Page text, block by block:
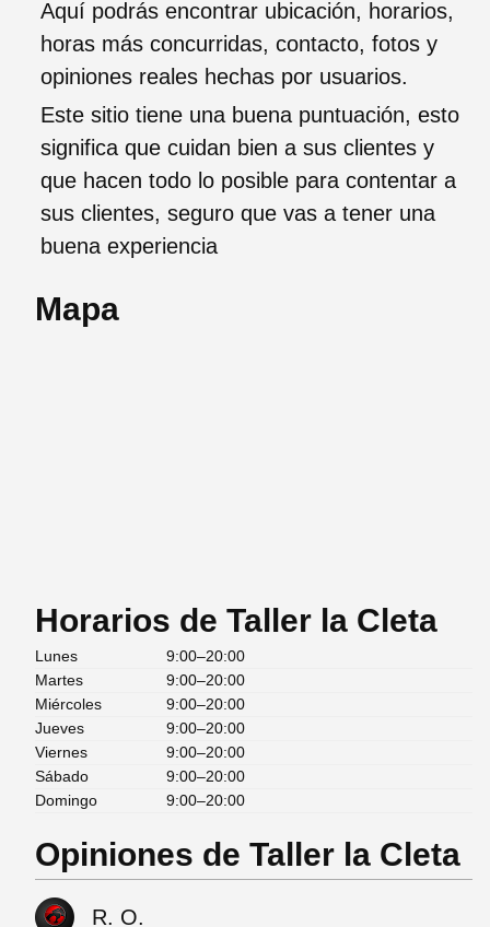
Aquí podrás encontrar ubicación, horarios,
horas más concurridas, contacto, fotos y
opiniones reales hechas por usuarios.
Este sitio tiene una buena puntuación, esto
significa que cuidan bien a sus clientes y
que hacen todo lo posible para contentar a
sus clientes, seguro que vas a tener una
buena experiencia
Mapa
Horarios de Taller la Cleta
Lunes
9:00–20:00
Martes
9:00–20:00
Miércoles
9:00–20:00
Jueves
9:00–20:00
Viernes
9:00–20:00
Sábado
9:00–20:00
Domingo
9:00–20:00
Opiniones de Taller la Cleta
R. O.